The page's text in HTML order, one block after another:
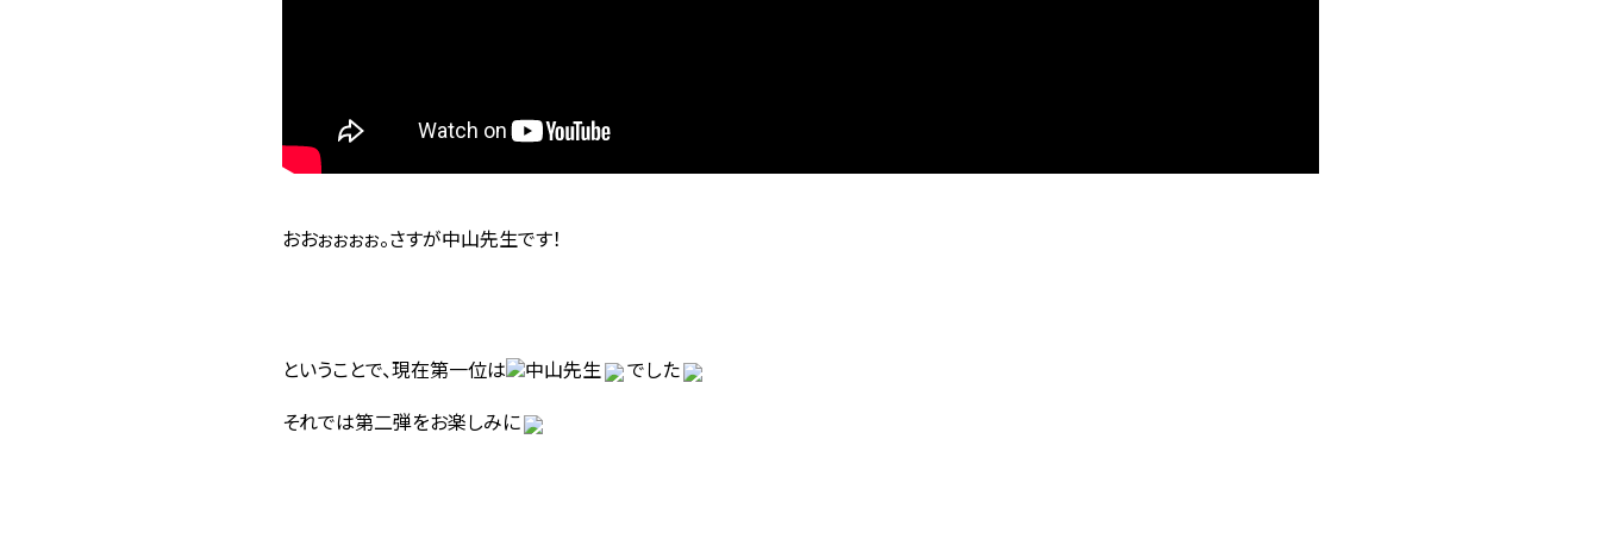
おおぉぉぉぉ。さすが中山先生です！
ということで、現在第一位は 中山先生
でした
それでは第二弾をお楽しみに